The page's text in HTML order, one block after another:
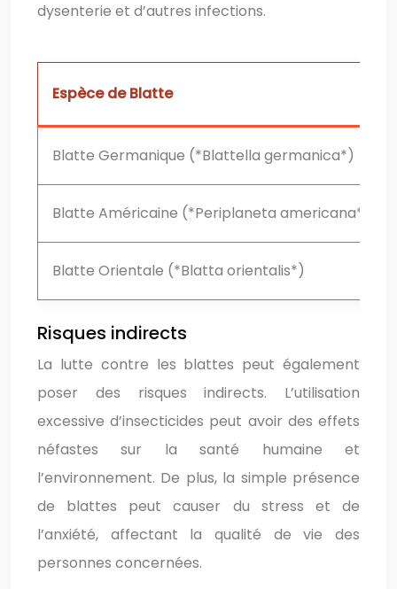
dysenterie et d’autres infections.
Espèce de Blatte
Blatte Germanique (*Blattella germanica*)
Blatte Américaine (*Periplaneta americana*)
Blatte Orientale (*Blatta orientalis*)
Risques indirects
La lutte contre les blattes peut également
poser des risques indirects. L’utilisation
excessive d’insecticides peut avoir des effets
néfastes sur la santé humaine et
l’environnement. De plus, la simple présence
de blattes peut causer du stress et de
l’anxiété, affectant la qualité de vie des
personnes concernées.